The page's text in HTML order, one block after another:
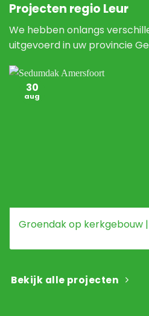
Projecten regio Leur
We hebben onlangs
uitgevoerd in uw provincie
Groendak op kerkgebouw
30
aug
Bekijk alle projecten